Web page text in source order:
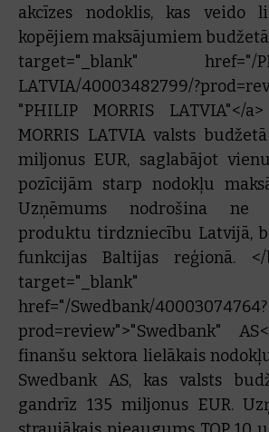
akcīzes nodoklis, kas veido
kopējiem maksājumiem
target="_blank" href="/
LATVIA/40003482799/
"PHILIP MORRIS LATVIA"</
MORRIS LATVIA valsts
miljonus EUR, saglabājot
pozīcijām starp nodokļu
Uzņēmums nodrošina ne
produktu tirdzniecību Latvijā,
funkcijas Baltijas reģionā.
target="_blank"
href="/Swedbank/40003074764?
prod=review">"Swedbank"
finanšu sektora lielākais
Swedbank AS, kas valsts
gandrīz 135 miljonus EUR.